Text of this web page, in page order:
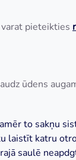
pieteikties
ūdens
to sakņu
laistīt katru
saulē